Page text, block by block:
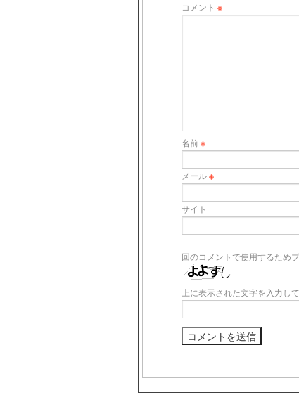
コメント ※
名前※
メール※
サイト
回のコメントで使用するため
上に表示された文字を入力して
s3